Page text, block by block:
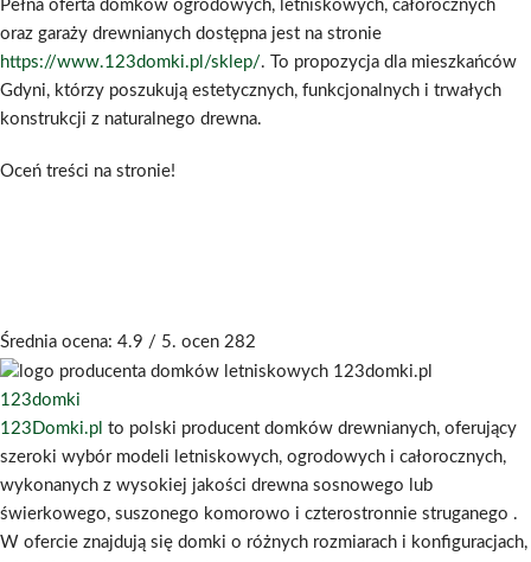
Pełna oferta domków ogrodowych, letniskowych, całorocznych
oraz garaży drewnianych dostępna jest na stronie
https://www.123domki.pl/sklep/. To propozycja dla mieszkańców
Gdyni, którzy poszukują estetycznych, funkcjonalnych i trwałych
konstrukcji z naturalnego drewna.
Oceń treści na stronie!
Średnia ocena: 4.9 / 5. ocen 282
123domki
123Domki.pl to polski producent domków drewnianych, oferujący
szeroki wybór modeli letniskowych, ogrodowych i całorocznych,
wykonanych z wysokiej jakości drewna sosnowego lub
świerkowego, suszonego komorowo i czterostronnie struganego .
W ofercie znajdują się domki o różnych rozmiarach i konfiguracjach,